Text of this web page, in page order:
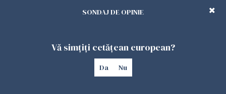
SONDAJ DE OPINIE
Vă simțiți cetățean european?
Da Nu